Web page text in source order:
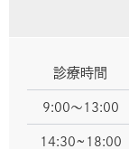
診療時間
9:00〜13:00
14:30~18:00